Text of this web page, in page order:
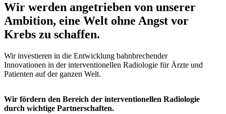
Wir werden angetrieben von unserer
Ambition, eine Welt ohne Angst vor
Krebs zu schaffen.
Wir investieren in die Entwicklung bahnbrechender
Innovationen in der interventionellen Radiologie für Ärzte und
Patienten auf der ganzen Welt.
Wir fördern den Bereich der interventionellen Radiologie
durch wichtige Partnerschaften.